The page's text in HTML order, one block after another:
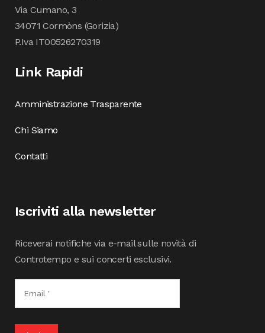
Via Cumano, 3
34071 Cormòns (Gorizia)
P.Iva IT00526270319
Link Rapidi
Amministrazione Trasparente
Chi Siamo
Contatti
Iscriviti alla newsletter
Riceverai notifiche via e-mail sulle novità di
Controtempo e sui concerti esclusivi.